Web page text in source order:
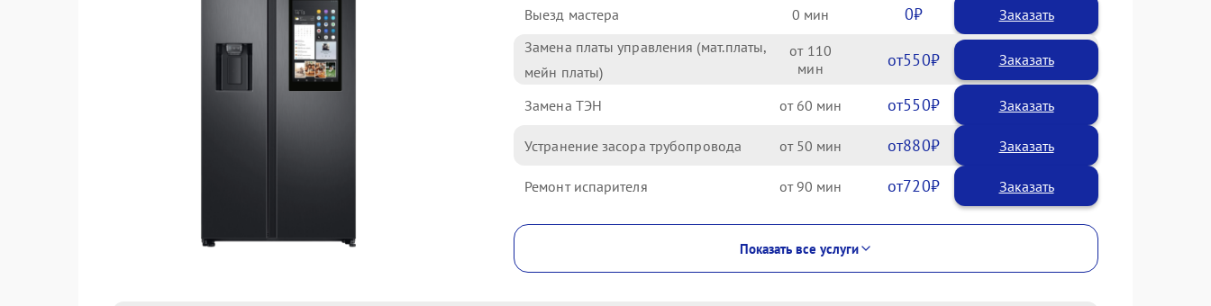
Выезд мастера 0 0
Заказать
Замена платы управления (мат.платы,
мейн платы)
110 550
Замена ТЭН 60 550
Устранение засора трубопровода 50 880
Ремонт испарителя 90 720
Показать все услуги